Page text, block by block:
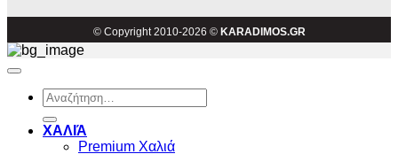
© Copyright 2010-2026 © KARADIMOS.GR
Αναζήτηση
για:
ΧΑΛΙΆ
Premium Χαλιά